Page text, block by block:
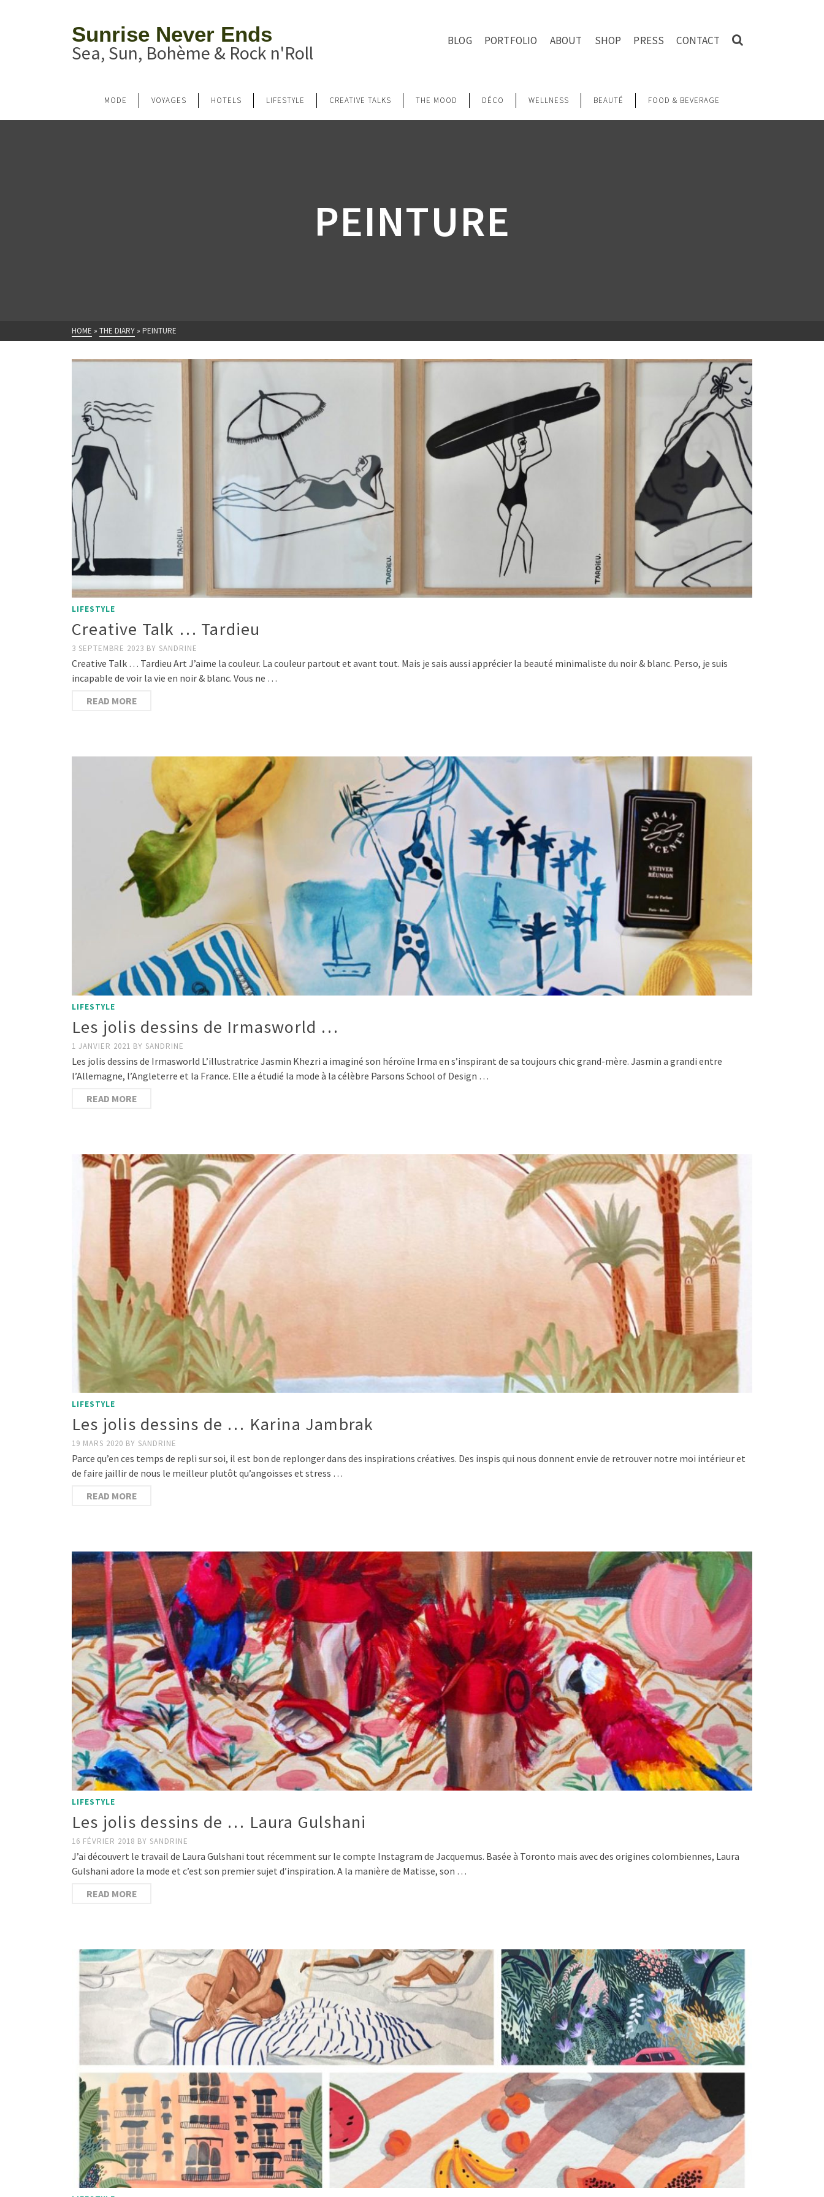
Sunrise Never Ends
Sea, Sun, Bohème & Rock n'Roll
BLOG PORTFOLIO ABOUT SHOP PRESS CONTACT
MODE VOYAGES HOTELS LIFESTYLE CREATIVE TALKS THE MOOD DÉCO WELLNESS BEAUTÉ FOOD & BEVERAGE
PEINTURE
HOME » THE DIARY » PEINTURE
LIFESTYLE
Creative Talk … Tardieu
3 SEPTEMBRE 2023 BY SANDRINE
Creative Talk … Tardieu Art J’aime la couleur. La couleur partout et avant tout. Mais je sais aussi apprécier la beauté minimaliste du noir & blanc. Perso, je suis
incapable de voir la vie en noir & blanc. Vous ne …
READ MORE
LIFESTYLE
Les jolis dessins de Irmasworld …
1 JANVIER 2021 BY SANDRINE
Les jolis dessins de Irmasworld L’illustratrice Jasmin Khezri a imaginé son héroïne Irma en s’inspirant de sa toujours chic grand-mère. Jasmin a grandi entre
l’Allemagne, l’Angleterre et la France. Elle a étudié la mode à la célèbre Parsons School of Design …
READ MORE
LIFESTYLE
Les jolis dessins de … Karina Jambrak
19 MARS 2020 BY SANDRINE
Parce qu’en ces temps de repli sur soi, il est bon de replonger dans des inspirations créatives. Des inspis qui nous donnent envie de retrouver notre moi intérieur et
de faire jaillir de nous le meilleur plutôt qu’angoisses et stress …
READ MORE
LIFESTYLE
Les jolis dessins de … Laura Gulshani
16 FÉVRIER 2018 BY SANDRINE
J’ai découvert le travail de Laura Gulshani tout récemment sur le compte Instagram de Jacquemus. Basée à Toronto mais avec des origines colombiennes, Laura
Gulshani adore la mode et c’est son premier sujet d’inspiration. A la manière de Matisse, son …
READ MORE